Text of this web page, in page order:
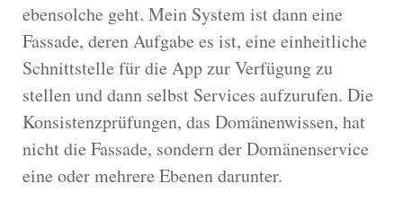
ebensolche geht. Mein System ist dann eine
Fassade, deren Aufgabe es ist, eine einheitliche
Schnittstelle für die App zur Verfügung zu
stellen und dann selbst Services aufzurufen. Die
Konsistenzprüfungen, das Domänenwissen, hat
nicht die Fassade, sondern der Domänenservice
eine oder mehrere Ebenen darunter.